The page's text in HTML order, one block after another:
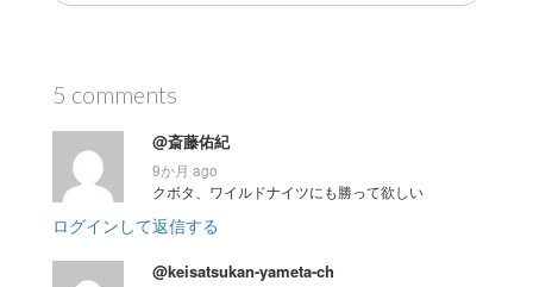
5 comments
@斎藤佑紀
9か月 ago
クボタ、ワイルドナイツにも勝って欲しい
ログインして返信する
@keisatsukan-yameta-ch